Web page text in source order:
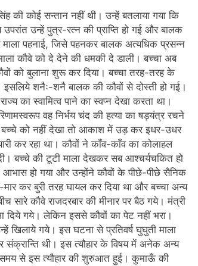
की कोई सन्तान नहीं थी। उन्हें बतलाया गया कि
उन्हें पुत्र-रत्न की प्राप्ति हो गई और बालक
माला पहनाई, जिसे पहनकर बालक अत्यधिक प्रसन्न
कौवे को दे देने की धमकी दे डाली। बच्चा अब
को बुलाना शुरू कर दिया। बच्चा तरह-तरह के
शनैः-शनै बालक की कौवों से दोस्ती हो गई।
का स्वामित्व पाने का स्वप्न देखा करता था।
वह निर्भय चंद की हत्या का षड़यंत्र रचने
को नहीं देखा तो आकाश में उड़ कर इधर-उधर
कर रहा था। कौवों ने काँव-काँव का कोलाहल
बच्चे की टूटी माला देखकर सब आश्चर्यचकित हो
आभास हो गया और उन्होंने कौवों के पीछे-पीछे सैनिक
कर बुरी तरह घायल कर दिया था और बच्चा अन्य
कौवे राजदरबार की मीनार पर बैठ गये। मंत्री
गये। लेकिन इससे कौवों का पेट नहीं भरा।
खिलाये गये। इस घटना से प्रतिवर्ष घुघुती माला
संक्रान्ति थी। इस त्यौहार के विषय में अनेक अन्य
से इस त्यौहार की शुरुआत हुई। कुमाऊँ की